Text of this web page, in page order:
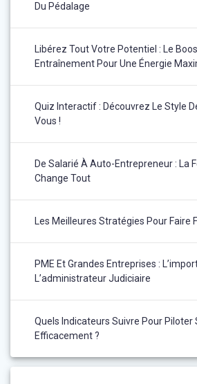
Du Pédalage
Libérez Tout Votre Potentiel : Le
Entraînement Pour Une Énergie
Quiz Interactif : Découvrez Le Style
Vous !
De Salarié À Auto-Entrepreneur : La
Change Tout
Les Meilleures Stratégies Pour Faire
PME Et Grandes Entreprises :
L’administrateur Judiciaire
Quels Indicateurs Suivre Pour Piloter
Efficacement ?